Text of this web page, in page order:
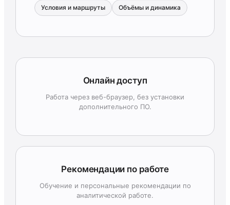
Условия и маршруты Объёмы и динамика
Онлайн доступ
Работа через веб-браузер, без установки
дополнительного ПО.
Рекомендации по работе
Обучение и персональные рекомендации по
аналитической работе.